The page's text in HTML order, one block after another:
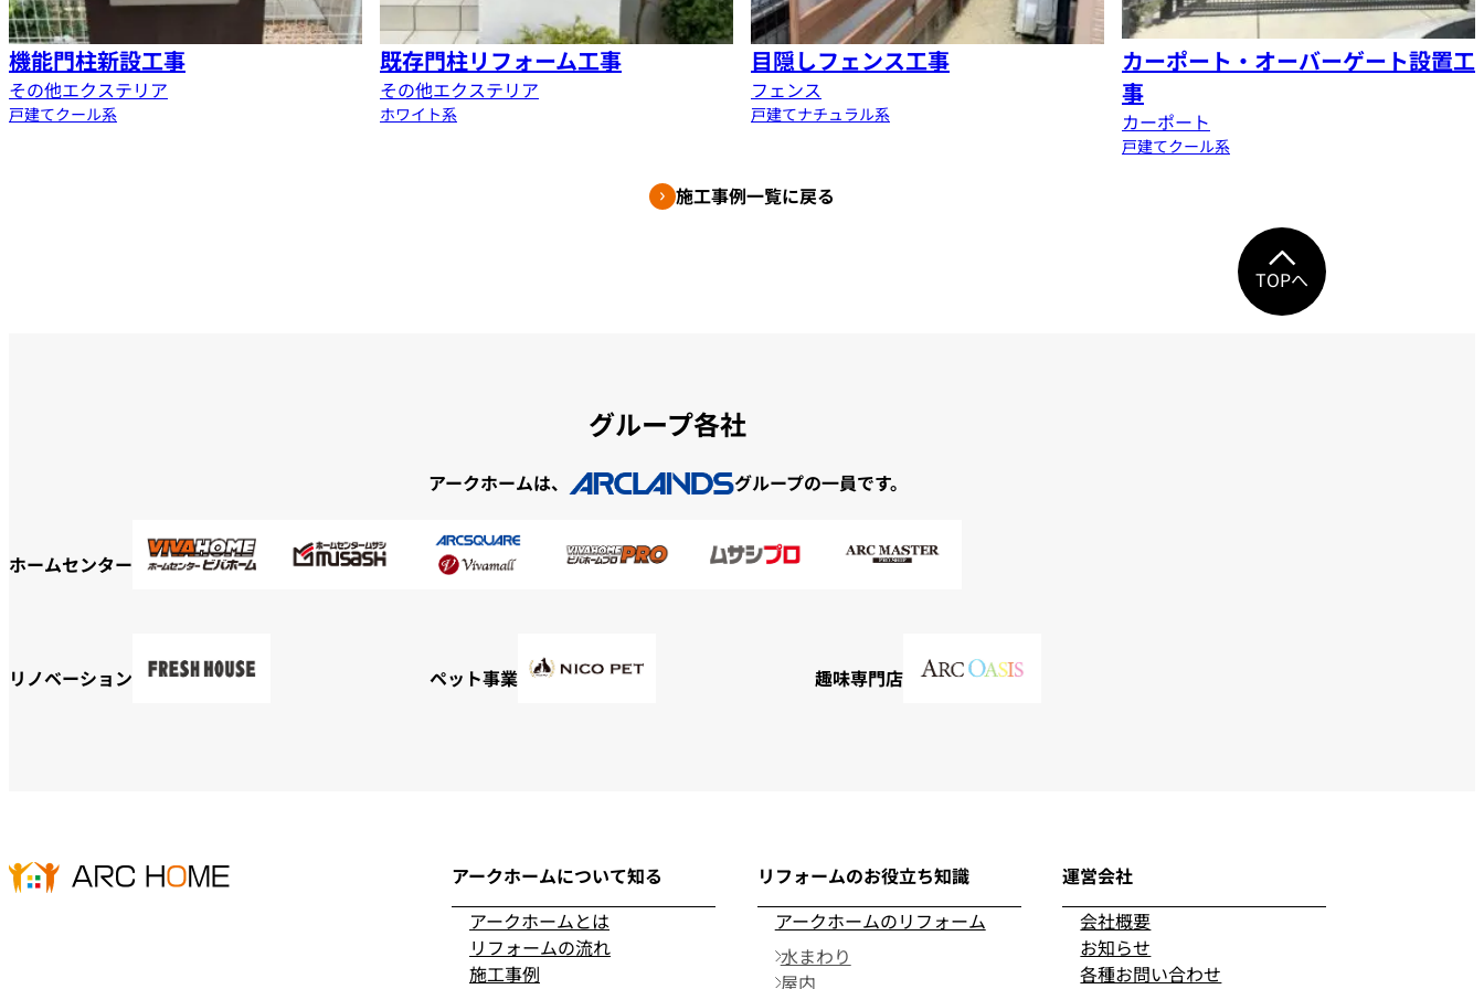
機能門柱新設工事
その他エクステリア
戸建てクール系
既存門柱リフォーム工事
その他エクステリア
ホワイト系
目隠しフェンス工事
フェンス
戸建てナチュラル系
カーポート・オーバーゲート設置工
事
カーポート
戸建てクール系
施工事例一覧に戻る
TOPへ
グループ各社
アークホームは、 グループの一員です。
ホームセンター
リノベーション ペット事業 趣味専門店
アークホームについて知る
アークホームとは
リフォームの流れ
施工事例
リフォームのお役立ち知識
アークホームのリフォーム
水まわり
屋内
運営会社
会社概要
お知らせ
各種お問い合わせ